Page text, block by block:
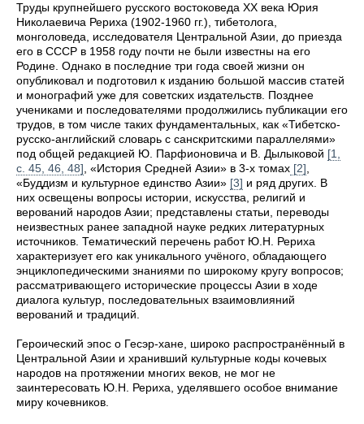
Труды крупнейшего русского востоковеда XX века Юрия
Николаевича Рериха (1902-1960 гг.), тибетолога,
монголоведа, исследователя Центральной Азии, до приезда
его в СССР в 1958 году почти не были известны на его
Родине. Однако в последние три года своей жизни он
опубликовал и подготовил к изданию большой массив статей
и монографий уже для советских издательств. Позднее
учениками и последователями продолжились публикации его
трудов, в том числе таких фундаментальных, как «Тибетско-
русско-английский словарь с санскритскими параллелями»
под общей редакцией Ю. Парфионовича и В. Дылыковой [1,
с. 45, 46, 48], «История Средней Азии» в 3-х томах [2],
«Буддизм и культурное единство Азии» [3] и ряд других. В
них освещены вопросы истории, искусства, религий и
верований народов Азии; представлены статьи, переводы
неизвестных ранее западной науке редких литературных
источников. Тематический перечень работ Ю.Н. Рериха
характеризует его как уникального учёного, обладающего
энциклопедическими знаниями по широкому кругу вопросов;
рассматривающего исторические процессы Азии в ходе
диалога культур, последовательных взаимовлияний
верований и традиций.
Героический эпос о Гесэр-хане, широко распространённый в
Центральной Азии и хранивший культурные коды кочевых
народов на протяжении многих веков, не мог не
заинтересовать Ю.Н. Рериха, уделявшего особое внимание
миру кочевников.